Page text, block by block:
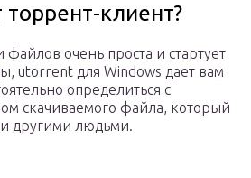
торрент-клиент?
файлов очень проста и стартует
utorrent для Windows дает вам
определиться с
скачиваемого файла, который
другими людьми.